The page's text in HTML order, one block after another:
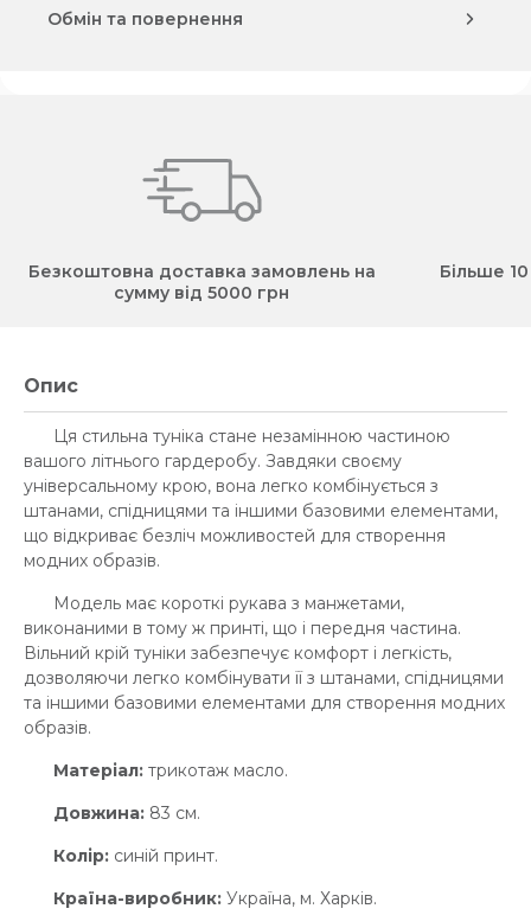
Обмін та повернення
Безкоштовна доставка замовлень на
сумму від 5000 грн
Більше
Опис
Ця стильна туніка стане незамінною частиною
вашого літнього гардеробу. Завдяки своєму
універсальному крою, вона легко комбінується з
штанами, спідницями та іншими базовими елементами,
що відкриває безліч можливостей для створення
модних образів.
Модель має короткі рукава з манжетами,
виконаними в тому ж принті, що і передня частина.
Вільний крій туніки забезпечує комфорт і легкість,
дозволяючи легко комбінувати її з штанами, спідницями
та іншими базовими елементами для створення модних
образів.
Матеріал: трикотаж масло.
Довжина: 83 см.
Колір: синій принт.
Країна-виробник: Україна, м. Харків.